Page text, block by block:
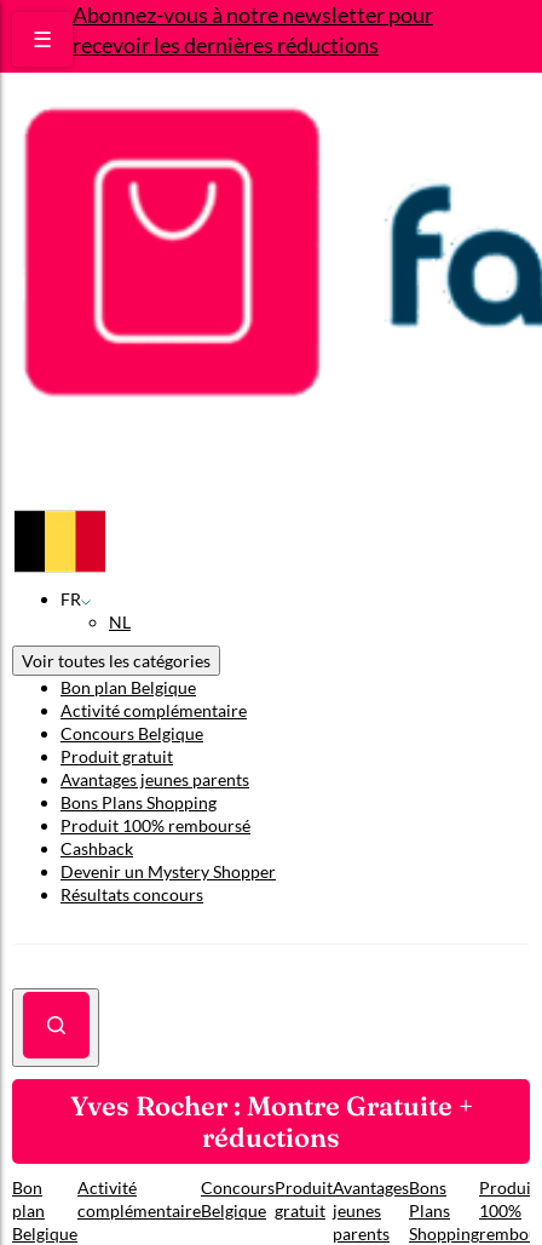
Abonnez-vous à notre newsletter pour
recevoir les dernières réductions
☰
FR
NL
Voir toutes les catégories
Bon plan Belgique
Activité complémentaire
Concours Belgique
Produit gratuit
Avantages jeunes parents
Bons Plans Shopping
Produit 100% remboursé
Cashback
Devenir un Mystery Shopper
Résultats concours
Yves Rocher : Montre Gratuite +
réductions
Bon
plan
Belgique
Activité
complémentaire
Concours
Belgique
Produit
gratuit
Avantages
jeunes
parents
Bons
Plans
Shopping
Produit
100%